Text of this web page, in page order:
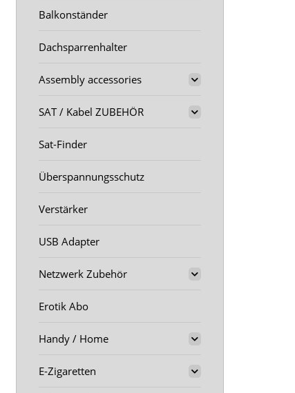
Balkonständer
Dachsparrenhalter
Assembly accessories
SAT / Kabel ZUBEHÖR
Sat-Finder
Überspannungsschutz
Verstärker
USB Adapter
Netzwerk Zubehör
Erotik Abo
Handy / Home
E-Zigaretten